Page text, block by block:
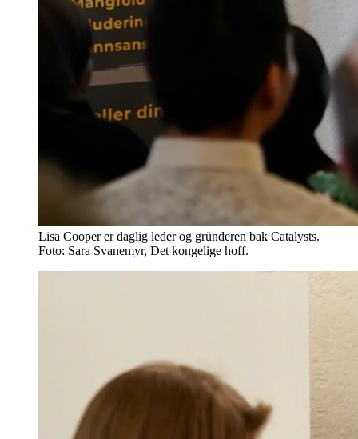
Lisa Cooper er daglig leder og gründeren bak Catalysts.
Foto: Sara Svanemyr, Det kongelige hoff.